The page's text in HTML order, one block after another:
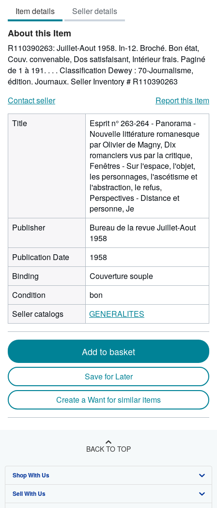
Item details Seller details
About this Item
R110390263: Juillet-Aout 1958. In-12. Broché. Bon état,
Couv. convenable, Dos satisfaisant, Intérieur frais. Paginé
de 1 à 191. . . . Classification Dewey : 70-Journalisme,
édition. Journaux. Seller Inventory # R110390263
Contact seller
Report this item
Title
Esprit n° 263-264 - Panorama -
Nouvelle littérature romanesque
par Olivier de Magny, Dix
romanciers vus par la critique,
Fenêtres - Sur l'espace, l'objet,
les personnages, l'ascétisme et
l'abstraction, le refus,
Perspectives - Distance et
personne, Je
Publisher
Bureau de la revue Juillet-Aout
1958
Publication Date
1958
Binding
Couverture souple
Condition
bon
Seller catalogs
GENERALITES
Add to basket
Save for Later
Create a Want for similar items
BACK TO TOP
Shop With Us
Advanced Search
Sell With Us